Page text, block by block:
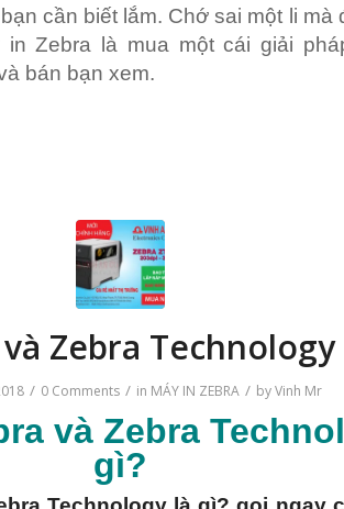
cần biết lắm. Chớ sai một li mà
in Zebra là mua một cái giải
bán bạn xem.
Zebra Technology
/ 0 Comments / in MÁY IN ZEBRA / byVinh Mr
và Zebra
gì?